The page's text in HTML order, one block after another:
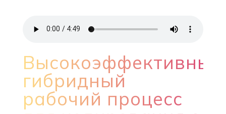
Высокоэффективный
гибридный
рабочий процесс